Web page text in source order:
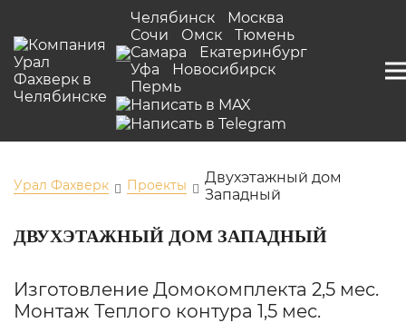
Челябинск
Москва
Сочи
Омск
Тюмень
Самара
Екатеринбург
Уфа
Новосибирск
Пермь
Урал Фахверк Проекты
Двухэтажный дом
Западный
ДВУХЭТАЖНЫЙ ДОМ ЗАПАДНЫЙ
Изготовление Домокомплекта 2,5 мес.
Монтаж Теплого контура 1,5 мес.